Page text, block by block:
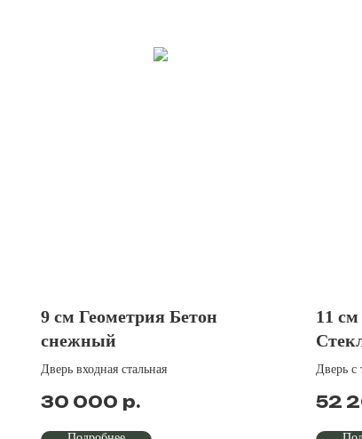
9 см Геометрия Бетон
снежный
Дверь входная стальная
30 000 р.
11
Дверь с
52